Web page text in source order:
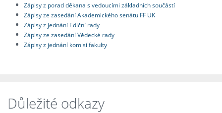
Zápisy z porad děkana s vedoucími základních součástí
Zápisy ze zasedání Akademického senátu FF UK
Zápisy z jednání Ediční rady
Zápisy ze zasedání Vědecké rady
Zápisy z jednání komisí fakulty
Důležité odkazy